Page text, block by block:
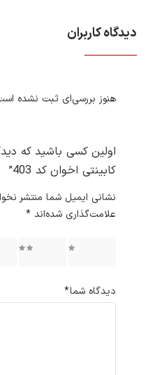
دیدگاه کاربران
هنوز بررسی‌ای ثبت نشده
اولین کسی باشید که
کابینتی اخوان کد 403”
نشانی ایمیل شما منتشر
علامت‌گذاری شده‌اند *
دیدگاه شما*